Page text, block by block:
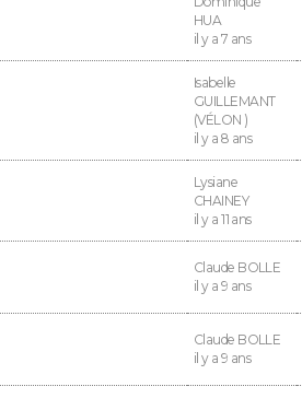
HUA
il y a 7 ans
Isabelle
GUILLEMANT
(VÉLON )
il y a 8 ans
Lysiane
CHAINEY
il y a 11 ans
Claude BOLLE
il y a 9 ans
Claude BOLLE
il y a 9 ans